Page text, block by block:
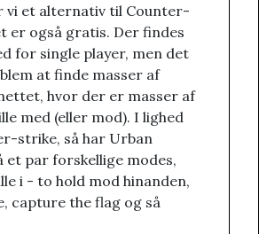
vi et alternativ til Counter-
er også gratis. Der findes
for single player, men det
at finde masser af
hvor der er masser af
med (eller mod). I lighed
strike, så har Urban
et par forskellige modes,
i - to hold mod hinanden,
capture the flag og så